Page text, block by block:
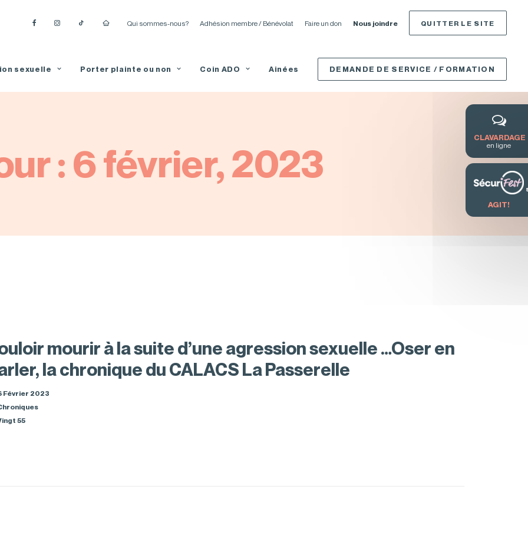
Qui sommes-nous? Adhésion membre / Bénévolat Faire un don Nous joindre QUITTER LE SITE
sexuelle Porter plainte ou non Coin ADO Ainées DEMANDE DE SERVICE / FORMATION
: 6 février, 2023
mourir à la suite d’une agression sexuelle …Oser en
la chronique du CALACS La Passerelle
Février 2023
55
CLAVARDAGE
en ligne
AGIT!